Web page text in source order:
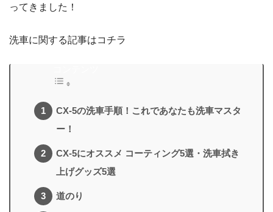
ってきました！
洗車に関する記事はコチラ
CX-5の洗車手順！これであなたも洗車マスタ
ー！
CX-5にオススメ コーティング5選・洗車拭き
上げグッズ5選
道のり